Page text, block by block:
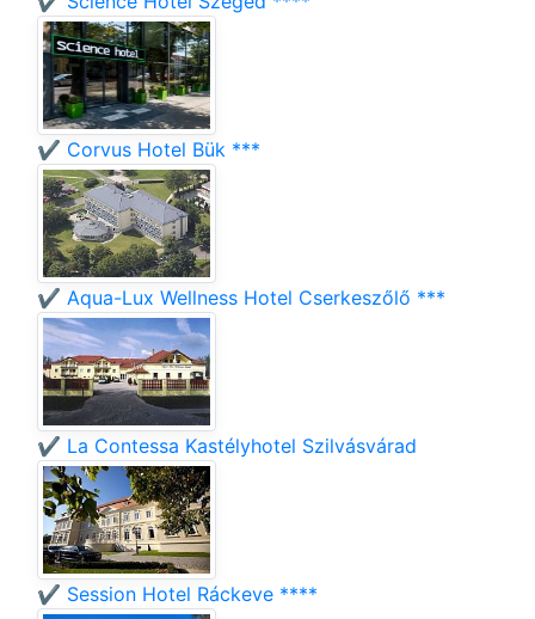
✔️ Corvus Hotel Bük ***
✔️ Aqua-Lux Wellness Hotel Cserkeszőlő ***
✔️ La Contessa Kastélyhotel Szilvásvárad
✔️ Session Hotel Ráckeve ****